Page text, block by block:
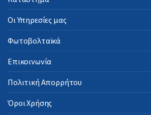
Οι Υπηρεσίες μας
Φωτοβολταϊκά
Επικοινωνία
Πολιτική Απορρήτου
Όροι Χρήσης